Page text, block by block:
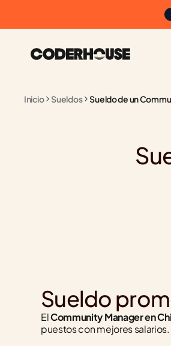
Inicio Sueldos Sueldo de un
Sueldo
El Community Manager en
puestos con mejores salarios.